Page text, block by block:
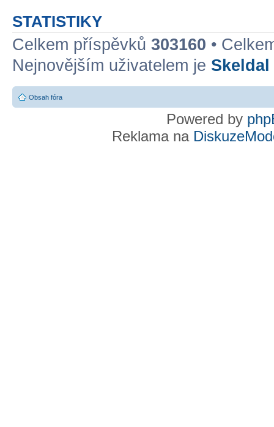
STATISTIKY
Celkem příspěvků 303160 •
Nejnovějším uživatelem je Skeldal
Obsah fóra
Powered by
Reklama na